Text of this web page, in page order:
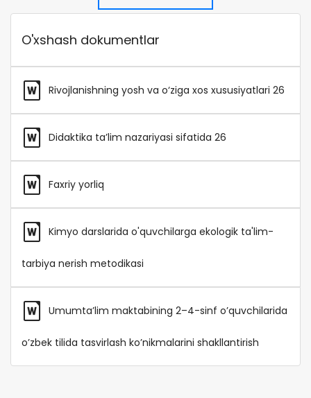
O'xshash dokumentlar
Rivojlanishning yosh va o‘ziga xos xususiyatlari 26
Didaktika ta’lim nazariyasi sifatida 26
Faxriy yorliq
Kimyo darslarida o'quvchilarga ekologik ta'lim-
tarbiya nerish metodikasi
Umumta’lim maktabining 2–4-sinf o’quvchilarida
o’zbek tilida tasvirlash ko’nikmalarini shakllantirish